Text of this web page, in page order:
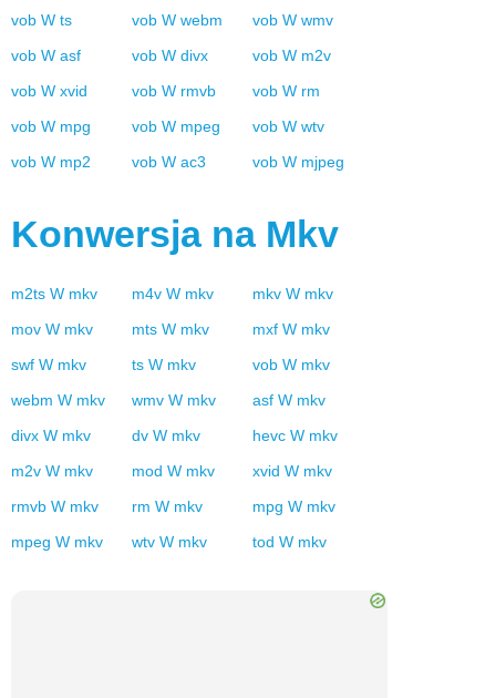
vob W ts vob W webm vob W wmv
vob W asf vob W divx vob W m2v
vob W xvid vob W rmvb vob W rm
vob W mpg vob W mpeg vob W wtv
vob W mp2 vob W ac3 vob W mjpeg
Konwersja na Mkv
m2ts W mkv m4v W mkv mkv W mkv
mov W mkv mts W mkv mxf W mkv
swf W mkv ts W mkv vob W mkv
webm W mkv wmv W mkv asf W mkv
divx W mkv dv W mkv hevc W mkv
m2v W mkv mod W mkv xvid W mkv
rmvb W mkv rm W mkv mpg W mkv
mpeg W mkv wtv W mkv tod W mkv